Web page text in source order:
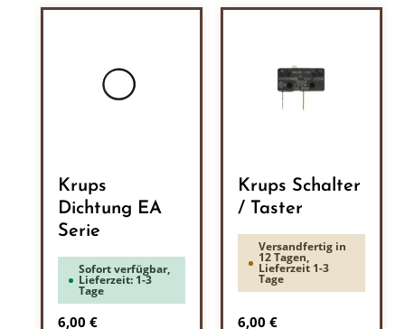
Krups
Dichtung EA
Serie
Sofort verfügbar,
Lieferzeit: 1-3
Tage
Regulärer Preis:
6,00 €
Krups Schalter
/ Taster
Versandfertig in
12 Tagen,
Lieferzeit 1-3
Tage
Regulärer Preis:
6,00 €